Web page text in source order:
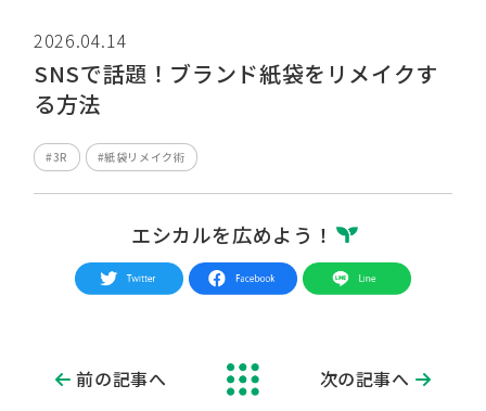
2026.04.14
SNSで話題！ブランド紙袋をリメイクす
る方法
#3R #紙袋リメイク術
エシカルを広めよう！
前の記事へ 次の記事へ